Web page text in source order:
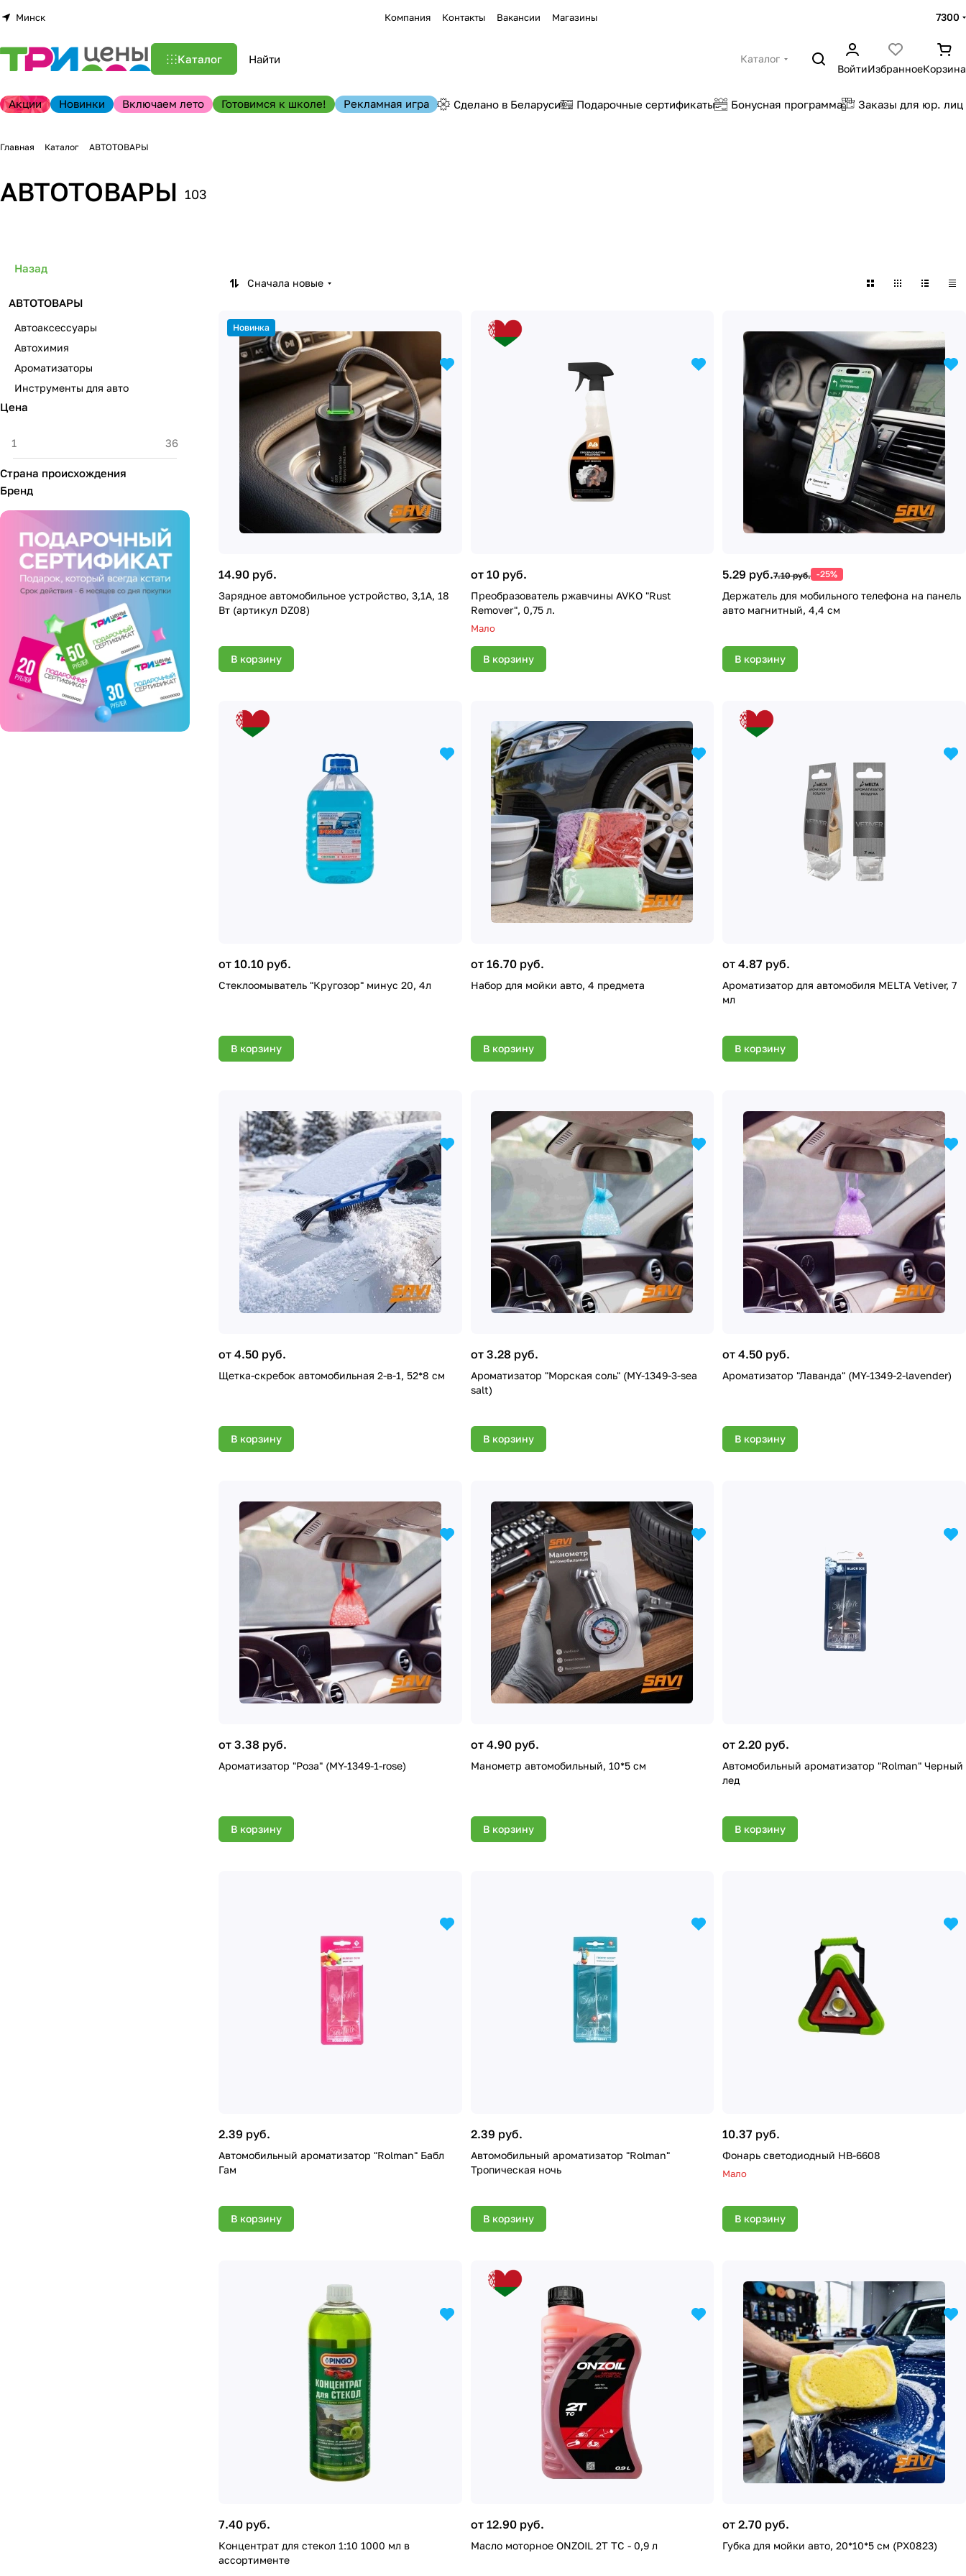
Минск Компания Контакты Вакансии Магазины 7300
Каталог
Каталог
ВойтиИзбранноеКорзина
Акции Новинки Включаем лето Готовимся к школе! Рекламная игра Сделано в Беларуси Подарочные сертификаты Бонусная программа Заказы для юр. лиц
Главная Каталог АВТОТОВАРЫ
АВТОТОВАРЫ 103
Сначала новые
Новинка
14.90 руб.
Зарядное автомобильное устройство, 3,1А, 18
Вт (артикул DZ08)
В корзину
от 10 руб.
Преобразователь ржавчины AVKO "Rust
Remover", 0,75 л.
Мало
В корзину
5.29 руб.7.10 руб. -25%
Держатель для мобильного телефона на панель
авто магнитный, 4,4 см
В корзину
от 10.10 руб.
Стеклоомыватель "Кругозор" минус 20, 4л
В корзину
от 16.70 руб.
Набор для мойки авто, 4 предмета
В корзину
от 4.87 руб.
Ароматизатор для автомобиля MELTA Vetiver, 7
мл
В корзину
от 4.50 руб.
Щетка-скребок автомобильная 2-в-1, 52*8 см
В корзину
от 3.28 руб.
Ароматизатор "Морская соль" (MY-1349-3-sea
salt)
В корзину
от 4.50 руб.
Ароматизатор "Лаванда" (MY-1349-2-lavender)
В корзину
от 3.38 руб.
Ароматизатор "Роза" (MY-1349-1-rose)
В корзину
от 4.90 руб.
Манометр автомобильный, 10*5 см
В корзину
от 2.20 руб.
Автомобильный ароматизатор "Rolman" Черный
лед
В корзину
2.39 руб.
Автомобильный ароматизатор "Rolman" Бабл
Гам
В корзину
2.39 руб.
Автомобильный ароматизатор "Rolman"
Тропическая ночь
В корзину
10.37 руб.
Фонарь светодиодный НВ-6608
Мало
В корзину
7.40 руб.
Концентрат для стекол 1:10 1000 мл в
ассортименте
от 12.90 руб.
Масло моторное ONZOIL 2T ТС - 0,9 л
от 2.70 руб.
Губка для мойки авто, 20*10*5 см (PX0823)
Назад
АВТОТОВАРЫ
Автоаксессуары
Автохимия
Ароматизаторы
Инструменты для авто
Цена
Страна происхождения
Бренд